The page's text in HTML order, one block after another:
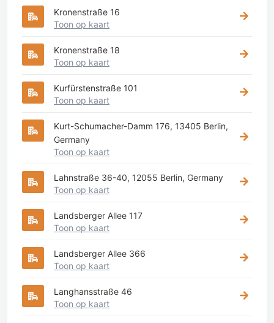
Kronenstraße 16
Toon op kaart
Kronenstraße 18
Toon op kaart
Kurfürstenstraße 101
Toon op kaart
Kurt-Schumacher-Damm 176, 13405 Berlin,
Germany
Toon op kaart
Lahnstraße 36-40, 12055 Berlin, Germany
Toon op kaart
Landsberger Allee 117
Toon op kaart
Landsberger Allee 366
Toon op kaart
Langhansstraße 46
Toon op kaart